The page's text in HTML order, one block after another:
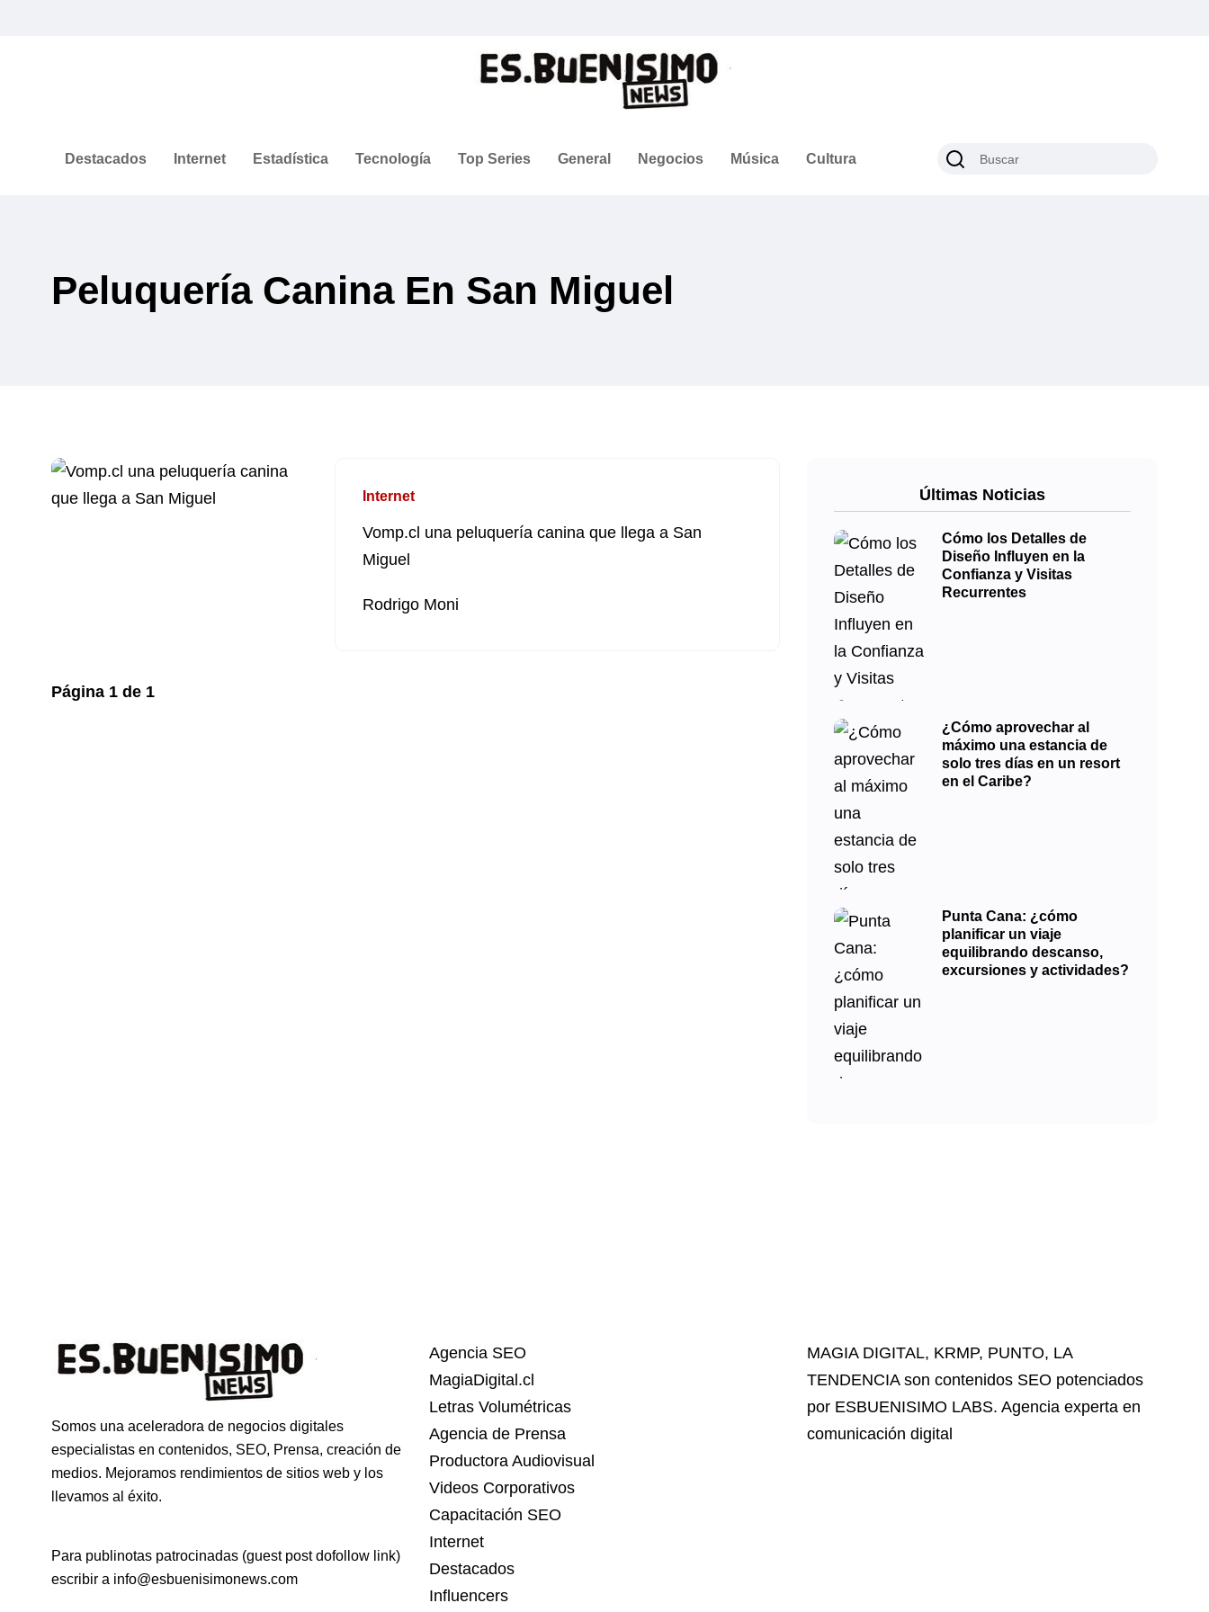
Destacados Internet Estadística Tecnología Top Series General Negocios Música Cultura
Peluquería Canina En San Miguel
Internet
Vomp.cl una peluquería canina que llega a San
Miguel
Rodrigo Moni
Página 1 de 1
Últimas Noticias
Cómo los Detalles de
Diseño Influyen en la
Confianza y Visitas
Recurrentes
¿Cómo aprovechar al
máximo una estancia de
solo tres días en un resort
en el Caribe?
Punta Cana: ¿cómo
planificar un viaje
equilibrando descanso,
excursiones y actividades?
Somos una aceleradora de negocios digitales
especialistas en contenidos, SEO, Prensa, creación de
medios. Mejoramos rendimientos de sitios web y los
llevamos al éxito.
Para publinotas patrocinadas (guest post dofollow link)
escribir a info@esbuenisimonews.com
Agencia SEO
MagiaDigital.cl
Letras Volumétricas
Agencia de Prensa
Productora Audiovisual
Videos Corporativos
Capacitación SEO
Internet
Destacados
Influencers
MAGIA DIGITAL, KRMP, PUNTO, LA
TENDENCIAson contenidos SEO potenciados
por ESBUENISIMO LABS. Agencia experta en
comunicación digital